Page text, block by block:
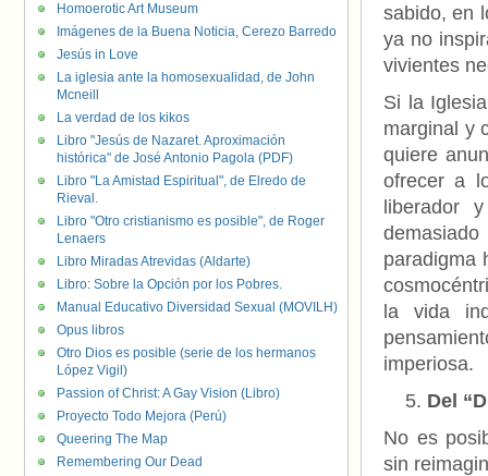
sabido, en
ya no
vivientes
Si la
marginal y
quiere
ofrecer a
liberador
paradigma
la vida
imperiosa.
Del
No es
sin
Homoerotic Art Museum
Imágenes de la Buena Noticia, Cerezo Barredo
Jesús in Love
La iglesia ante la homosexualidad, de John
Mcneill
La verdad de los kikos
Libro "Jesús de Nazaret. Aproximación
histórica" de José Antonio Pagola (PDF)
Libro "La Amistad Espiritual", de Elredo de
Rieval.
Libro "Otro cristianismo es posible", de Roger
Lenaers
Libro Miradas Atrevidas (Aldarte)
Libro: Sobre la Opción por los Pobres.
Manual Educativo Diversidad Sexual (MOVILH)
Opus libros
Otro Dios es posible (serie de los hermanos
López Vigil)
Passion of Christ: A Gay Vision (Libro)
Proyecto Todo Mejora (Perú)
Queering The Map
Remembering Our Dead